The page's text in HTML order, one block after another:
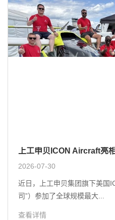
2026-07-30
近日，上工申贝集团旗下美国
司”）参加了全球规模最大...
查看详情